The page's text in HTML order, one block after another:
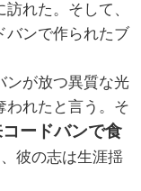
れた。そして、
バンで作られたブ
ンが放つ異質な光
われたと言う。そ
コードバンで食
彼の志は生涯揺